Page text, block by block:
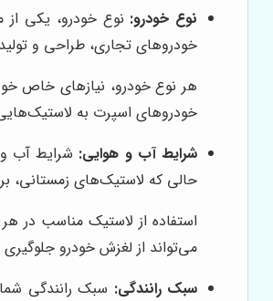
نوع خودرو:
خودروهای تجاری، طراحی و
هر نوع خودرو، نیازهای خاص
خودروهای اسپرت به لاستیک‌هایی
شرایط آب و هوایی: شرایط آب
حالی که لاستیک‌های زمستانی،
استفاده از لاستیک مناسب در
می‌تواند از لغزش خودرو
سبک رانندگی: سبک رانندگی